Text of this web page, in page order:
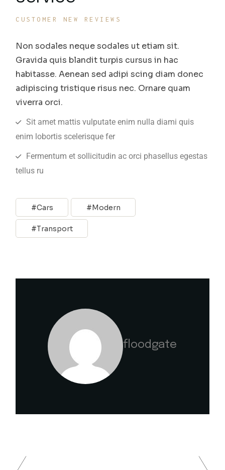
CUSTOMER NEW REVIEWS
Non sodales neque sodales ut etiam sit.
Gravida quis blandit turpis cursus in hac
habitasse. Aenean sed adipi scing diam donec
adipiscing tristique risus nec. Ornare quam
viverra orci.
Sit amet mattis vulputate enim nulla diami quis
enim lobortis scelerisque fer
Fermentum et sollicitudin ac orci phasellus egestas
tellus ru
Cars Modern
Transport
floodgate